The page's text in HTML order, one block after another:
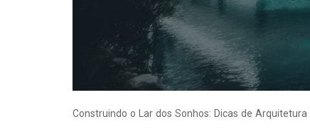
Construindo o Lar dos Sonhos: Dicas de Arquitetura